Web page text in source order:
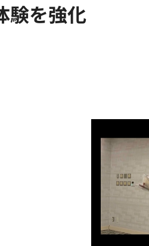
験を強化